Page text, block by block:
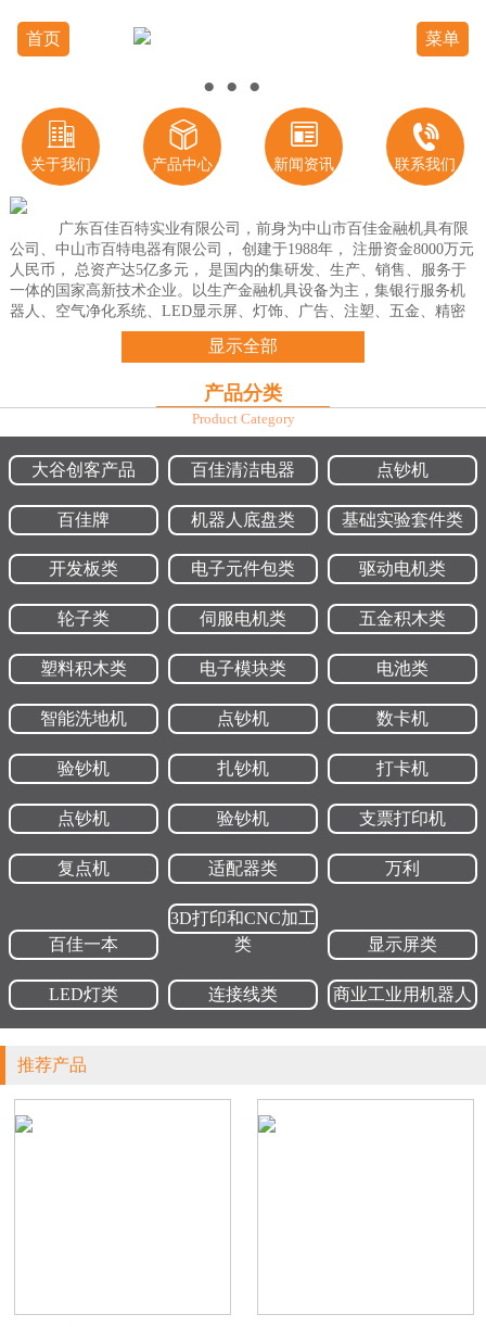
首页 菜单
● ● ●

关于我们

产品中心

新闻资讯

联系我们
广东百佳百特实业有限公司，前身为中山市百佳金融机具有限
公司、中山市百特电器有限公司， 创建于1988年， 注册资金8000万元
人民币， 总资产达5亿多元， 是国内的集研发、生产、销售、服务于
一体的国家高新技术企业。以生产金融机具设备为主，集银行服务机
器人、空气净化系统、LED显示屏、灯饰、广告、注塑、五金、精密
件、车床、模具、电子炉、物业和酒店于一体的多元化民营企业。
公司现拥有员工1000多人，5万多平方米办公及生产厂房，10条自动生
公司属“国家公安部物证鉴定中心产品监制合作单位”、“中国防伪技术
协会会员单位”和“中国照明协会会员单位”；是{gjj}“高新技术企业”和
中山市“企业技术中心”、“工程技术研究开发中心”等科研重点单位。
公司有教授、中高级工程师、技术人员150多人，产品从研发到生
币清分机、纸币清分机、捆钞机、扎把机、碎纸机、身份证鉴别仪、
消毒灭菌器等二十多个品种系列，其中点钞机系列款式达三十多种，
居国内同行之冠，年生产点钞机能力15万台和验钞机20万台以上，
2018年以点钞机为主的金融机具出口量已占公司总销售额的4 0%以
公司已通过ISO9001:2008质量管理体系认证和取得《人民币鉴别仪产
证和CQC自愿性产品认证； 金融机具能严格按GB16999-2010国家标准
进行生产,并作为人民币鉴别仪通用技术新标准(GB16999-2010)的主要
起草单位之一；市场以“百佳”、“百特”、“百佳一本”、“万利”四大品
牌，倍受国内外广大用户的亲睐。
优品牌”、“全国大中型工业企业自主创新能力行业xx”、“广东省省级科
技成果”、“广东省重点新产品”和“中山市科学技术一等奖”；“百佳
牌”被认定“xxxxxx”；“百佳牌”点（验）钞机获“广东省xx产品”、“广东
省用户满意产品”以及“中山市守合同重信用企业”、“中山市诚信单
藉此，公司已提出“准备，百佳再次腾飞”的口号，百佳人将以中山
古镇100亩百佳新工业园、山东160亩百佳利德新工业园和阳西150亩新
工业园为新的起点，以“更高、更远……新百佳的理念，为缔造世界点
钞机的生产基地和实现“百佳—世界点钞专家”的远景目标，不断作出
新的努力和奋斗！
显示全部
产品分类
Product Category
大谷创客产品 百佳清洁电器 点钞机
百佳牌 机器人底盘类 基础实验套件类
开发板类 电子元件包类 驱动电机类
轮子类 伺服电机类 五金积木类
塑料积木类 电子模块类 电池类
智能洗地机 点钞机 数卡机
验钞机 扎钞机 打卡机
点钞机 验钞机 支票打印机
复点机 适配器类 万利
百佳一本
3D打印和CNC加工
类
显示屏类
LED灯类 连接线类 商业工业用机器人
推荐产品